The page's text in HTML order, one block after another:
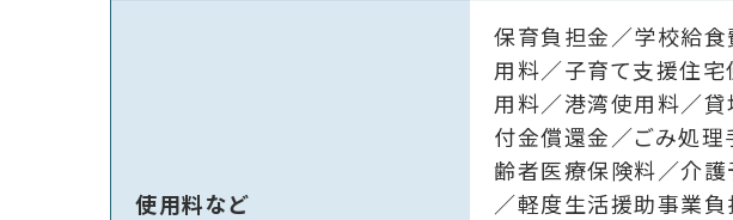
使用料など
保育負担金／学校給
用料／子育て支援住
用料／港湾使用料／
付金償還金／ごみ処
齢者医療保険料／介護
／軽度生活援助事業